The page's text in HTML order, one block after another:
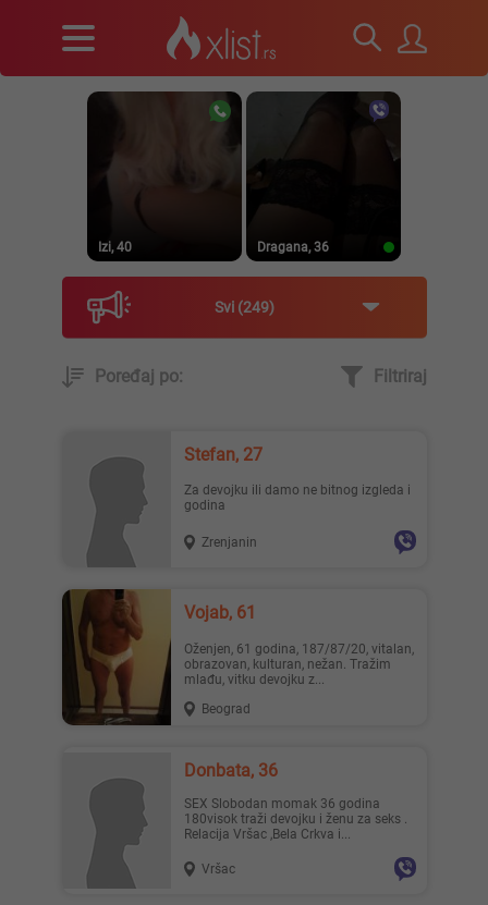
Izi, 40 Dragana, 36
Lisa ..., 28
Svi 249
Poređaj po: Filtriraj
Stefan, 27
Za devojku ili damo ne bitnog izgleda i
godina
Zrenjanin
Vojab, 61
Oženjen, 61 godina, 187/87/20, vitalan,
obrazovan, kulturan, nežan. Tražim
mlađu, vitku devojku z...
Beograd
Donbata, 36
SEX Slobodan momak 36 godina
180visok traži devojku i ženu za seks .
Relacija Vršac ,Bela Crkva i...
Vršac